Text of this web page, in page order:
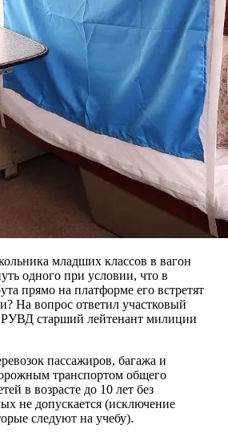
младших классов в вагон
одного при условии, что в
прямо на платформе его встретят
На вопрос ответил участковый
РУВД старший лейтенант милиции
пассажиров, багажа и
транспортом общего
в возрасте до 10 лет без
не допускается (исключение
следуют на учебу).